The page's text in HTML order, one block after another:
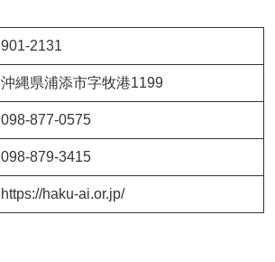
901-2131
沖縄県浦添市字牧港1199
098-877-0575
098-879-3415
https://haku-ai.or.jp/